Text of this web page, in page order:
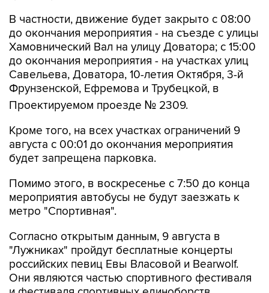
В частности, движение будет закрыто с 08:00
до окончания мероприятия - на съезде с улицы
Хамовнический Вал на улицу Доватора; с 15:00
до окончания мероприятия - на участках улиц
Савельева, Доватора, 10-летия Октября, 3-й
Фрунзенской, Ефремова и Трубецкой, в
Проектируемом проезде № 2309.
Кроме того, на всех участках ограничений 9
августа с 00:01 до окончания мероприятия
будет запрещена парковка.
Помимо этого, в воскресенье с 7:50 до конца
мероприятия автобусы не будут заезжать к
метро "Спортивная".
Согласно открытым данным, 9 августа в
"Лужниках" пройдут бесплатные концерты
российских певиц Евы Власовой и Bearwolf.
Они являются частью спортивного фестиваля